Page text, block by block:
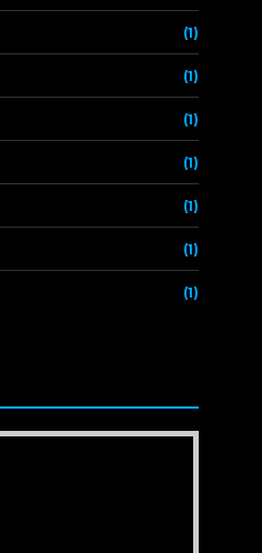
(1)
(1)
(1)
(1)
(1)
(1)
(1)